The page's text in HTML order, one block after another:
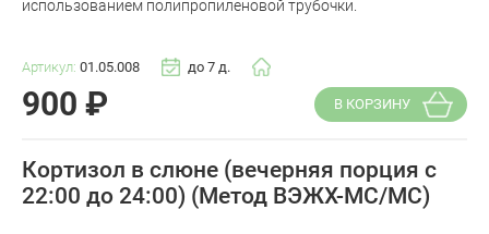
использованием полипропиленовой трубочки.
Артикул: 01.05.008 до 7 д.
900 ₽ В КОРЗИНУ
Кортизол в слюне (вечерняя порция с
22:00 до 24:00) (Метод ВЭЖХ-МС/МС)